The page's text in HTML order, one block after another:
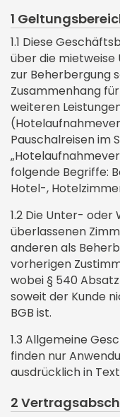
Yoga
Harmonische
Käsefondue
Herbst
Winter
Weihnachten
Wellness
Golf
Apartments
Technik &
Teamevents
Ausbildung
Oberstdorf
Gästepass
Wanderurlaub
Wintersport
Familienurlaub
Golf im Allgäu
Therme
1
1.1 Diese
über die mietweise
zur Beherbergung
Zusammenhang
weiteren
Pauschalreisen im
folgende Begriffe:
Hotel-,
1.2 Die Unter-
überlassenen
anderen als
vorherigen
wobei § 540
soweit der Kunde
BGB ist.
1.3 Allgemeine
finden nur
ausdrücklich in
2